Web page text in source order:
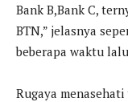
Bank B,Bank C,
BTN,” jelasnya
beberapa waktu
Rugaya